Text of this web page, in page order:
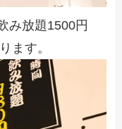
み放題1500円
ます。